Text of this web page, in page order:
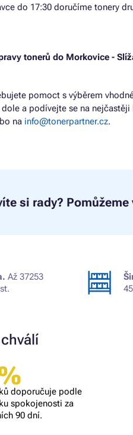
do 17:30 doručíme tonery
tonerů do Morkovice -
pomoct s výběrem
dole a podívejte se na
na info@tonerpartner.cz.
si rady? Pomůžeme
Až 37253
doporučuje podle
spokojenosti za
90 dní.
k mé spokojenosti